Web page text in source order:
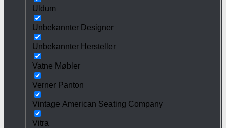
Uldum
Unbekannter Designer
Unbekannter Hersteller
Vatne Møbler
Verner Panton
Vintage American Seating Company
Vitra